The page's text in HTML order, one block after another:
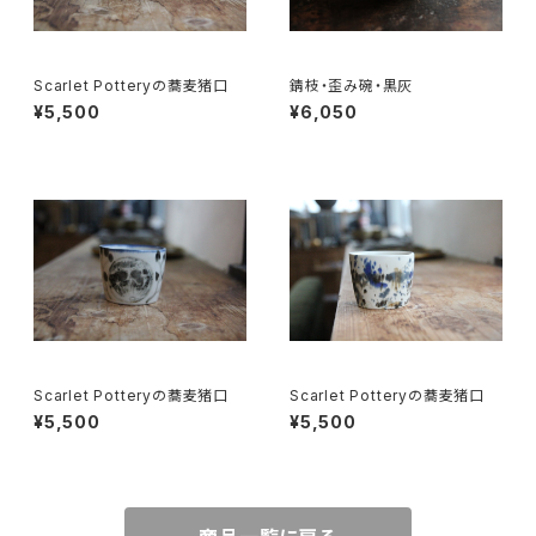
Scarlet Potteryの蕎麦猪口
¥5,500
錆枝・歪み碗・黒灰
¥6,050
Scarlet Potteryの蕎麦猪口
¥5,500
Scarlet Potteryの蕎麦猪口
¥5,500